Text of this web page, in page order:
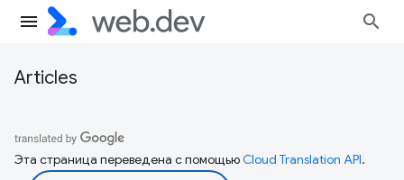
Articles
Эта страница переведена с помощьюCloud Translation API.